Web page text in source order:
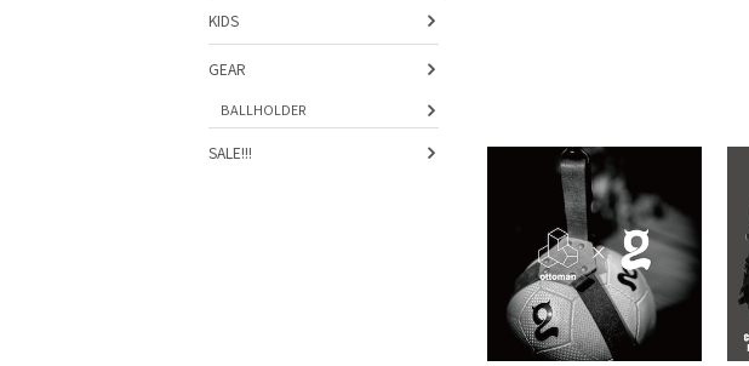
KIDS
GEAR
BALLHOLDER
SALE!!!